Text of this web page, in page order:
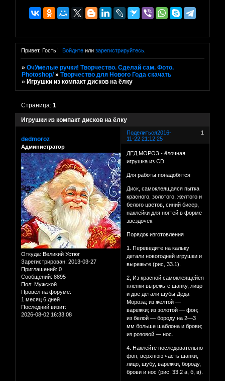
Привет, Гость! Войдитеили зарегистрируйтесь.
»ОчУмелые ручки! Творчество. Сделай сам. Фото.
Photoshop/ »Творчество для Нового Года скачать
» Игрушки из компакт дисков на ёлку
Игрушки из компакт дисков на ёлку
Страница:1
Поделиться 1
2016-
11-22 21:12:25
dedmoroz
Администратор
Откуда: Великий Устюг
Зарегистрирован: 2013-03-27
Приглашений: 0
Сообщений: 8895
Пол: Мужской
Провел на форуме:
1 месяц 6 дней
Последний визит:
2026-08-02 16:33:08
ДЕД МОРОЗ - ёлочная
игрушка из CD
Для работы понадобятся
Диск, самоклеящаяся пытка
красного, золотого, желтого и
белого цветов, синий бисер,
наклейки для ногтей в форме
звездочек.
Порядок изготовления
1. Переведите на кальку
детали новогодней игрушки и
вырежьте (рис, 33.1).
2, Из красной самоклеящейся
пленки вырежьте шапку, лицо
и две детали шубы Деда
Мороза; из желтой —
варежки; из золотой — фон;
из белой — бороду на 2—3
мм больше шаблона и брови;
из розовой — нос.
4. Наклейте последовательно
фон, верхнюю часть шапки,
лицо, шубу, варежки, бороду,
брови и нос (рис. 33.2 а, б, в).